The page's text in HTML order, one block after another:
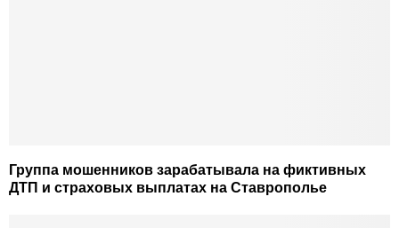
Группа мошенников зарабатывала на фиктивных
ДТП и страховых выплатах на Ставрополье